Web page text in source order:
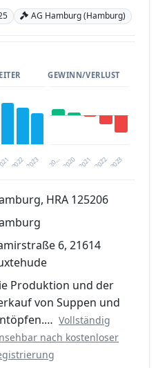
AG Hamburg (Hamburg)
2023
2022
GEWINN/VERLUST
20… 2021 2023
2020 2022
nach kostenloser
verfügbar
registrieren
HRA 125206
6, 21614
Produktion und der
von Suppen und
Vollständig
nach kostenloser